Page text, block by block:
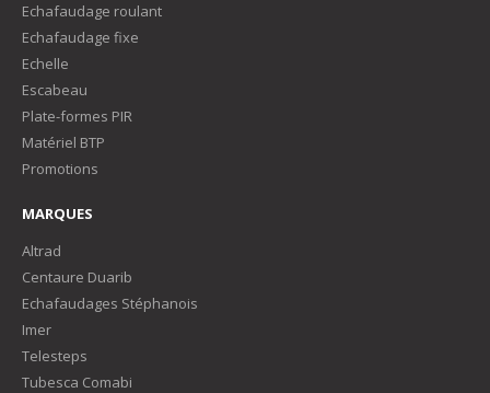
Echafaudage roulant
Echafaudage fixe
Echelle
Escabeau
Plate-formes PIR
Matériel BTP
Promotions
MARQUES
Altrad
Centaure Duarib
Echafaudages Stéphanois
Imer
Telesteps
Tubesca Comabi